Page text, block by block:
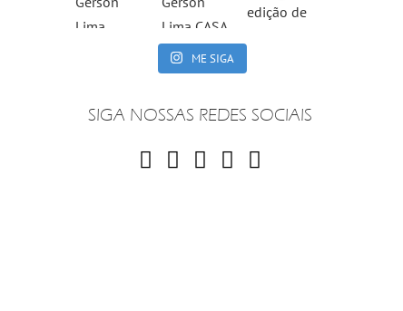
ME SIGA
SIGA NOSSAS REDES SOCIAIS